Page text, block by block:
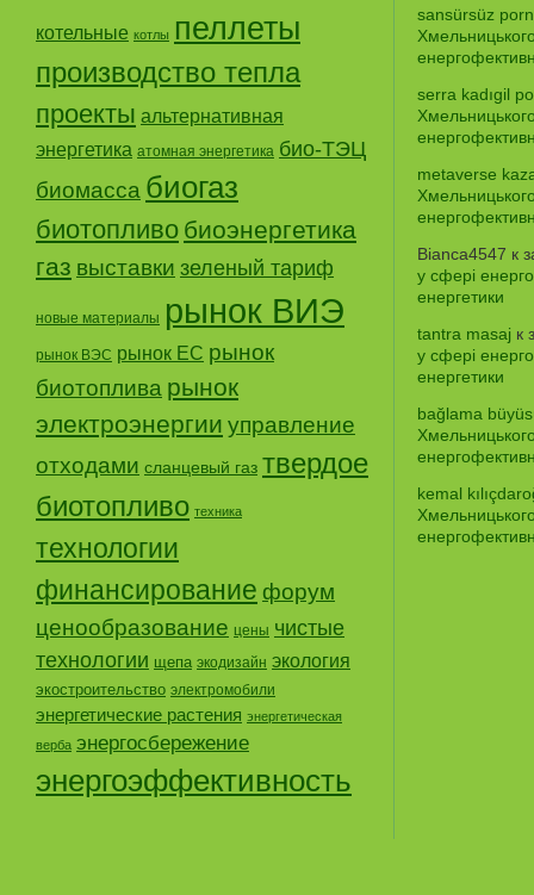
котельные котлы пеллеты
производство тепла
проекты альтернативная
энергетика атомная энергетика био-ТЭЦ
биомасса биогаз
биотопливо биоэнергетика
газ выставки зеленый тариф
новые материалы рынок ВИЭ
рынок ВЭС рынок ЕС рынок
биотоплива рынок
электроэнергии управление
отходами сланцевый газ твердое
биотопливо техника
технологии
финансирование форум
ценообразование цены чистые
технологии щепа экодизайн экология
экостроительство электромобили
энергетические растения энергетическая
верба энергосбережение
энергоэффективность
sansürsüz
serra kadıgil
metaverse
Bianca4547 к
у сфері
енергетики
tantra masaj к
у сфері
енергетики
bağlama
kemal